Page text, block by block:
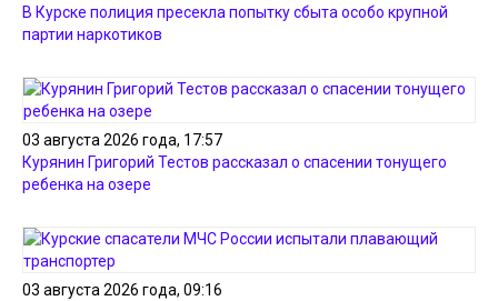
В Курске полиция пресекла попытку сбыта особо крупной
партии наркотиков
03 августа 2026 года, 17:57
Курянин Григорий Тестов рассказал о спасении тонущего
ребенка на озере
03 августа 2026 года, 09:16